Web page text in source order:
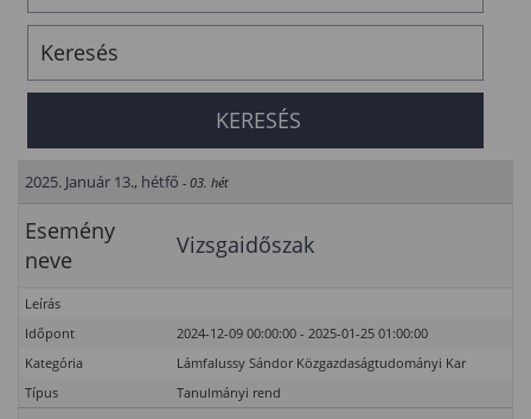
2025. Január 13., hétfő - 03. hét
Esemény
neve
Vizsgaidőszak
Leírás
Időpont
2024-12-09 00:00:00 - 2025-01-25 01:00:00
Kategória
Lámfalussy Sándor Közgazdaságtudományi Kar
Típus
Tanulmányi rend